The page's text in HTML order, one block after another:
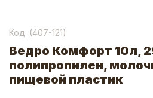
Код: (407-121)
Ведро Комфорт 10л,
полипропилен,
пищевой пластик